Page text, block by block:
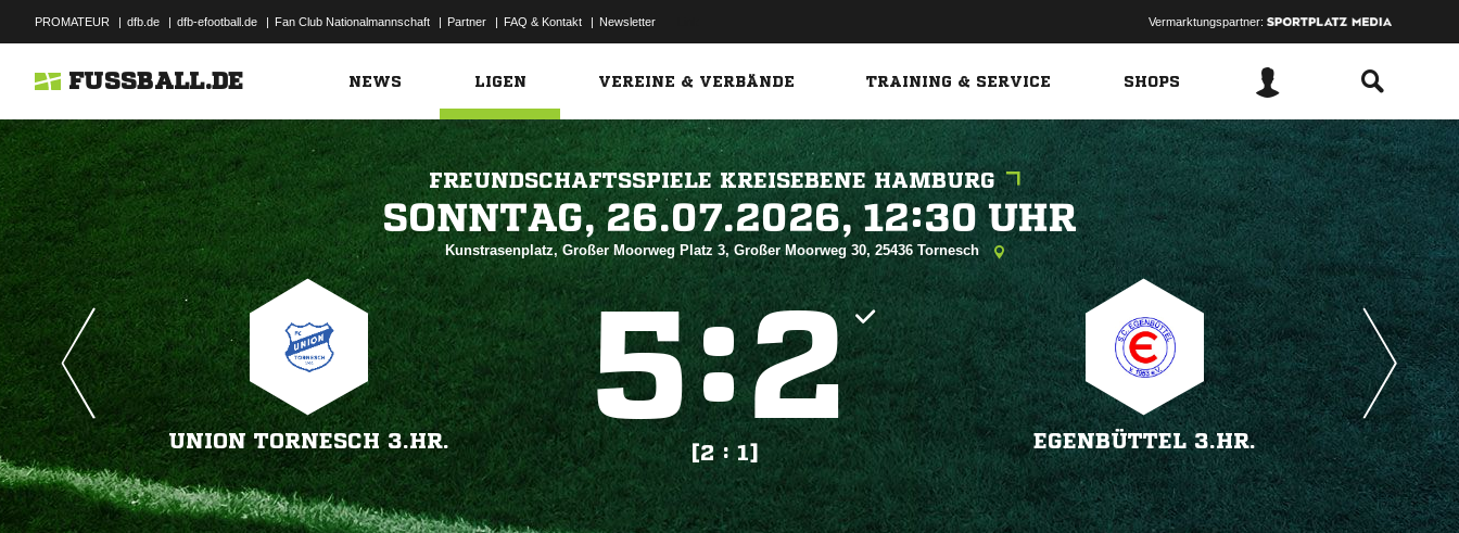
PROMATEUR | dfb.de | dfb-efootball.de | Fan Club Nationalmannschaft | Partner | FAQ & Kontakt | Newsletter Vermarktungspartner:
FUSSBALL.DE NEWS LIGEN VEREINE & VERBÄNDE TRAINING & SERVICE SHOPS
FREUNDSCHAFTSSPIELE KREISEBENE HAMBURG
   
Kunstrasenplatz, Großer Moorweg Platz 3, Großer Moorweg 30, 25436 Tornesch
UNION TORNESCH 3.HR.
:
[2 : 1]
EGENBÜTTEL 3.HR.